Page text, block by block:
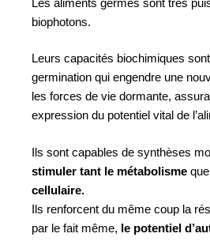
biophotons.
Leurs capacités biochimiques
germination qui engendre une
les forces de vie dormante,
expression du potentiel vital de
Ils sont capables de synthèses
stimuler tant le métabolisme
cellulaire.
Ils renforcent du même coup la
par le fait même, le potentiel